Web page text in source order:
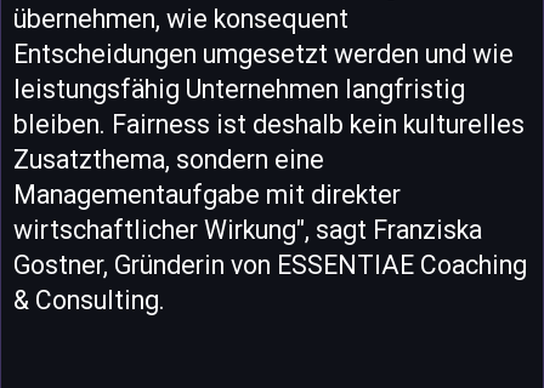
übernehmen, wie konsequent
Entscheidungen umgesetzt werden und wie
leistungsfähig Unternehmen langfristig
bleiben. Fairness ist deshalb kein kulturelles
Zusatzthema, sondern eine
Managementaufgabe mit direkter
wirtschaftlicher Wirkung", sagt Franziska
Gostner, Gründerin von ESSENTIAE Coaching
& Consulting.